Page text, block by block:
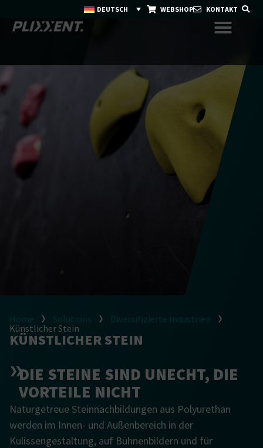
DEUTSCH WEBSHOP KONTAKT
Diversifizierte Industrien
Künstlicher Stein
KÜNSTLICHER STEIN
DIE STEINE SIND UNECHT, DIE
VORTEILE NICHT
Naturgetreue Steinnachbildungen aus Polyurethan
werden im Innen- und Außenbereich in der
Kulissengestaltung, auf Bühnenbildern und für